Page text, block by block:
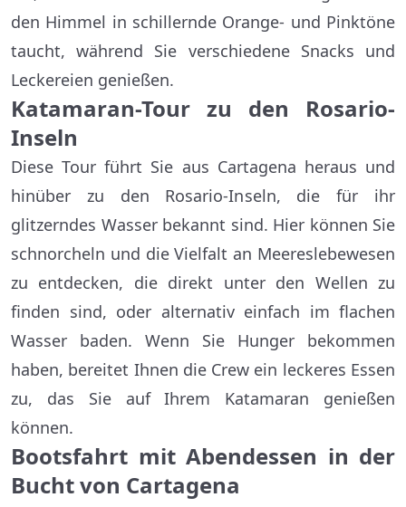
den Himmel in schillernde Orange- und Pinktöne
taucht, während Sie verschiedene Snacks und
Leckereien genießen.
Katamaran-Tour zu den Rosario-
Inseln
Diese Tour führt Sie aus Cartagena heraus und
hinüber zu den Rosario-Inseln, die für ihr
glitzerndes Wasser bekannt sind. Hier können Sie
schnorcheln und die Vielfalt an Meereslebewesen
zu entdecken, die direkt unter den Wellen zu
finden sind, oder alternativ einfach im flachen
Wasser baden. Wenn Sie Hunger bekommen
haben, bereitet Ihnen die Crew ein leckeres Essen
zu, das Sie auf Ihrem Katamaran genießen
können.
Bootsfahrt mit Abendessen in der
Bucht von Cartagena